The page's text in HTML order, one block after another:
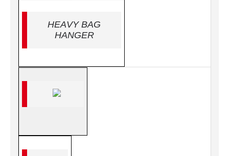
HEAVY BAG
HANGER